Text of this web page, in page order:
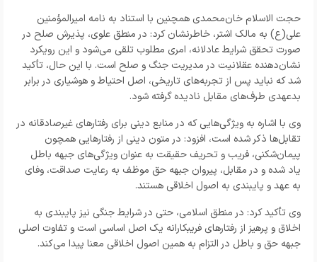
حجت الاسلام خان‌محمدی همچنین با استناد به نامه امیرالمؤمنین
علی(ع) به مالک اشتر، خاطرنشان کرد: در منطق علوی، پذیرش صلح در
صورت تحقق شرایط عادلانه، امری مطلوب تلقی می‌شود و این رویکرد
نشان‌دهنده عقلانیت در مدیریت جنگ و صلح است. با این حال، تأکید
شد که نباید پس از تجربه‌های تاریخی، اصل احتیاط و هوشیاری در برابر
بدعهدی طرف‌های مقابل نادیده گرفته شود.
وی با اشاره به ویژگی‌هایی که در منابع دینی برای رفتارهای غیرصادقانه در
تقابل‌ها ذکر شده است، افزود: در متون دینی از رفتارهایی همچون
پیمان‌شکنی، فریب و تحریف حقیقت به عنوان ویژگی‌های جبهه باطل
یاد شده و در مقابل، پیروان جبهه حق موظف به رعایت صداقت، وفای
به عهد و پایبندی به اصول اخلاقی هستند.
وی تأکید کرد: در منطق اسلامی، حتی در شرایط جنگی نیز پایبندی به
اخلاق و پرهیز از رفتارهای فریبکارانه یک اصل اساسی است و تفاوت اصلی
جبهه حق و باطل در التزام به همین اصول اخلاقی معنا پیدا می‌کند.